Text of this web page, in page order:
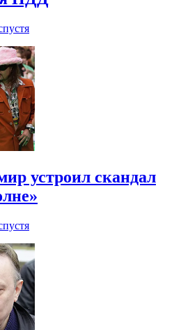
устроил скандал